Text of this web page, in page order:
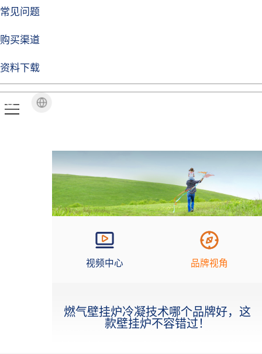
常见问题
购买渠道
资料下载
焦点注册Life
品牌视角
视频中心 品牌视角
燃气壁挂炉冷凝技术哪个品牌好，这
款壁挂炉不容错过！